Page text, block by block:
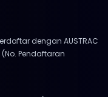
dengan AUSTRAC
Pendaftaran